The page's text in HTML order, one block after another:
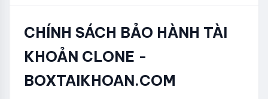
CHÍNH SÁCH BẢO HÀNH TÀI
KHOẢN CLONE -
BOXTAIKHOAN.COM